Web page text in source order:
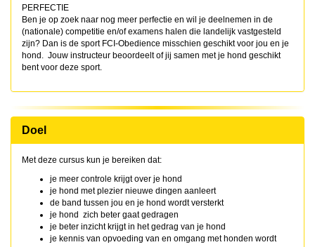
PERFECTIE
Ben je op zoek naar nog meer perfectie en wil je deelnemen in de
(nationale) competitie en/of examens halen die landelijk vastgesteld
zijn? Dan is de sport FCI-Obedience misschien geschikt voor jou en je
hond. Jouw instructeur beoordeelt of jij samen met je hond geschikt
bent voor deze sport.
Doel
Met deze cursus kun je bereiken dat:
je meer controle krijgt over je hond
je hond met plezier nieuwe dingen aanleert
de band tussen jou en je hond wordt versterkt
je hond zich beter gaat gedragen
je beter inzicht krijgt in het gedrag van je hond
je kennis van opvoeding van en omgang met honden wordt